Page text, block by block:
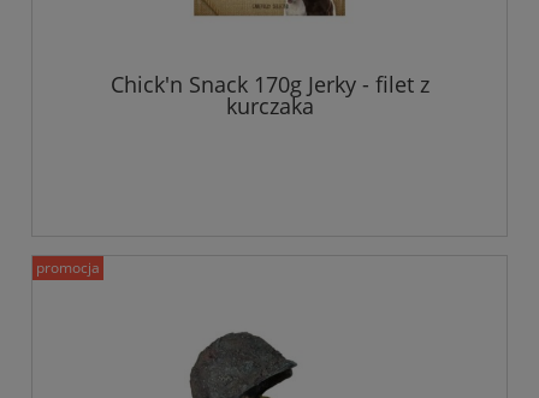
Chick'n Snack 170g Jerky - filet z
kurczaka
promocja